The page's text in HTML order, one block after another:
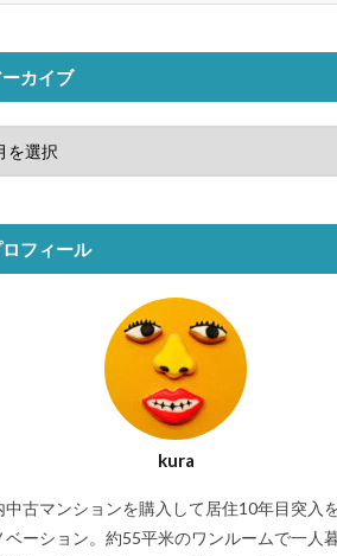
カイブ
フィール
kura
中古マンションを購入して居住10年目突入
ベーション。約55平米のワンルームで一人